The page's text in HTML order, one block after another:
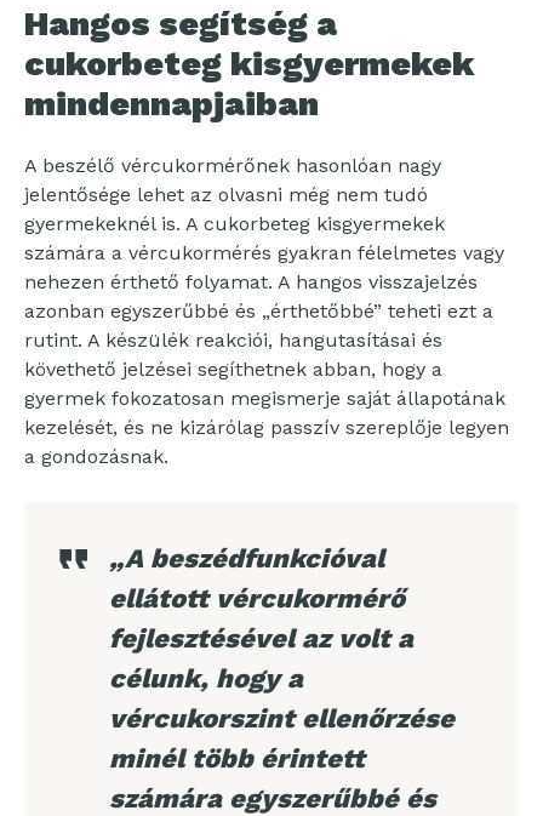
Hangos segítség a
cukorbeteg kisgyermekek
mindennapjaiban
A beszélő vércukormérőnek hasonlóan nagy
jelentősége lehet az olvasni még nem tudó
gyermekeknél is. A cukorbeteg kisgyermekek
számára a vércukormérés gyakran félelmetes vagy
nehezen érthető folyamat. A hangos visszajelzés
azonban egyszerűbbé és „érthetőbbé” teheti ezt a
rutint. A készülék reakciói, hangutasításai és
követhető jelzései segíthetnek abban, hogy a
gyermek fokozatosan megismerje saját állapotának
kezelését, és ne kizárólag passzív szereplője legyen
a gondozásnak.
„A beszédfunkcióval
ellátott vércukormérő
fejlesztésével az volt a
célunk, hogy a
vércukorszint ellenőrzése
minél több érintett
számára egyszerűbbé és